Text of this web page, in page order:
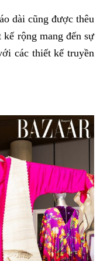
dài cũng được thêu
rộng mang đến sự
các thiết kế truyền